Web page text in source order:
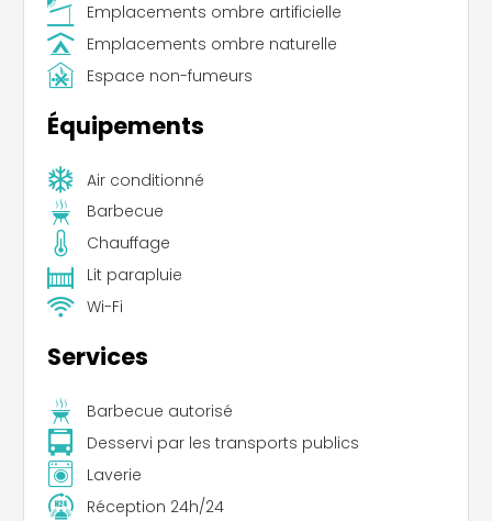
Emplacements ombre artificielle
Emplacements ombre naturelle
Espace non-fumeurs
Équipements
Air conditionné
Barbecue
Chauffage
Lit parapluie
Wi-Fi
Services
Barbecue autorisé
Desservi par les transports publics
Laverie
Réception 24h/24